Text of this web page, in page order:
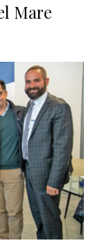
Mare